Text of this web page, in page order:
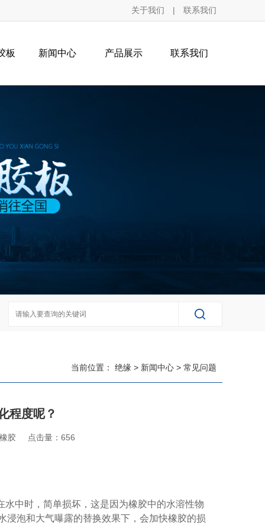
关于我们 | 联系我们
板 新闻中心 产品展示 联系我们
当前位置： 绝缘 > 新闻中心 > 常见问题
程度呢？
胶 点击量： 656
水中时，简单损坏，这是因为橡胶中的水溶性物
浸泡和大气曝露的替换效果下，会加快橡胶的损